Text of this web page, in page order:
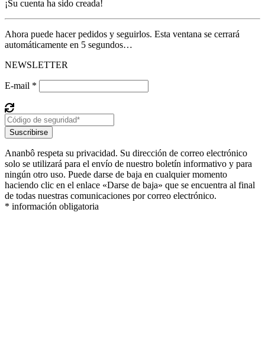
¡Su cuenta ha sido creada!
Ahora puede hacer pedidos y seguirlos. Esta ventana se cerrará
automáticamente en 5 segundos…
NEWSLETTER
E-mail *
Suscribirse
Ananbô respeta su privacidad. Su dirección de correo electrónico
solo se utilizará para el envío de nuestro boletín informativo y para
ningún otro uso. Puede darse de baja en cualquier momento
haciendo clic en el enlace «Darse de baja» que se encuentra al final
de todas nuestras comunicaciones por correo electrónico.
* información obligatoria